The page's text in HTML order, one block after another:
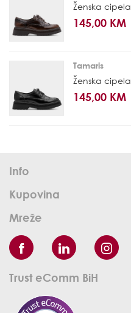
Ženska cipela
145,00 KM
Tamaris
Ženska cipela
145,00 KM
Info
Kupovina
Mreže
Trust eComm BiH